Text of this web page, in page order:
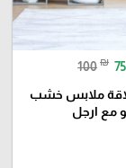
100 ₪ 75
ملابس خشب
مع ارجل